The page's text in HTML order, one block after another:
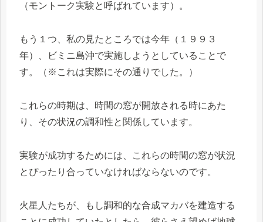
（モントーク実験と呼ばれています）。
もう１つ、私の見たところでは今年（１９９３
年）、ビミニ島沖で実施しようとしていることで
す。（※これは実際にその通りでした。）
これらの時期は、時間の窓が開放される時にあた
り、その状況の調和性と関係しています。
実験が成功するためには、これらの時間の窓が状況
とぴったり合っていなければならないのです。
火星人たちが、もし調和的な合成マカバを建造する